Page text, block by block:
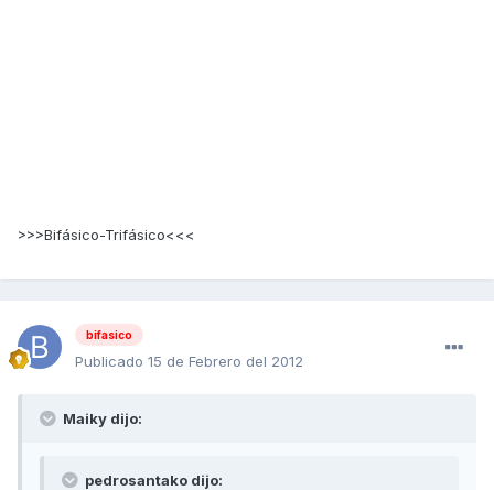
>>>Bifásico-Trifásico<<<
bifasico
Publicado 15 de Febrero del 2012
Maiky dijo:
pedrosantako dijo: